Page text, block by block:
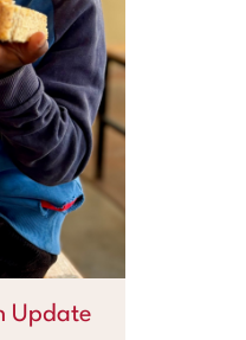
Update